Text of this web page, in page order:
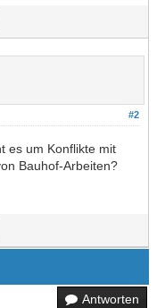
#2
es um Konflikte mit
Bauhof-Arbeiten?
Antworten